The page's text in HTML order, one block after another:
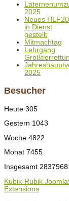
2025
Neues HLF20
in Dienst
gestellt
Mitmachtag
Lehrgang
2025
Besucher
Heute 305
Gestern 1043
Woche 4822
Monat 7455
Insgesamt 2837968
Kubik-Rubik Joomla!
Extensions